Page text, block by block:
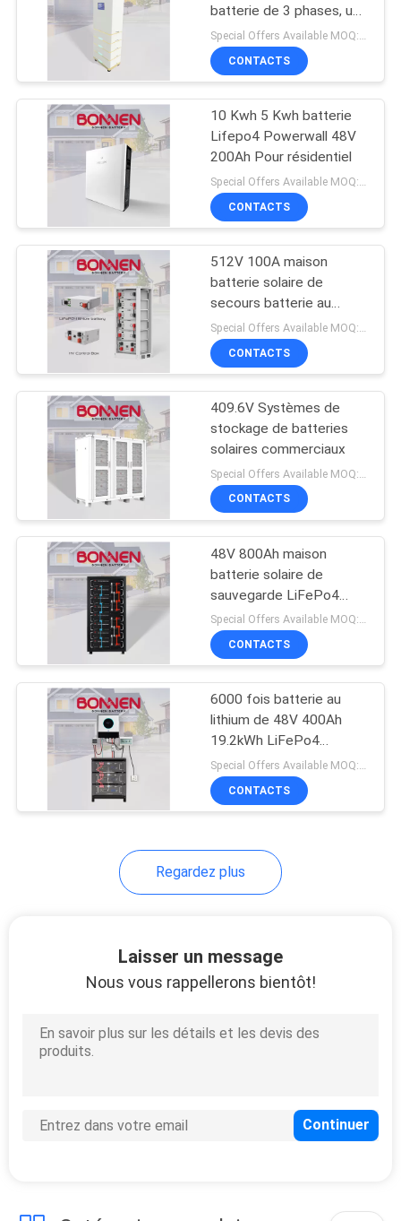
POLITIQUE
CONFIDENTIALITÉ
batterie au lithium
72V
8
batterie au lithium
de chariot de golf
Réservation de la
batterie solaire
20
Batterie au lithium
pour scooter de
mobilité
Batterie au lithium
de lithium
batterie de 3 phases, une
batterie de 15 Kwh à 35
Kwh pour le stockage
d'énergie résidentielle
Special Offers Available MOQ:2 unités
CONTACTS
10 Kwh 5 Kwh batterie
Lifepo4 Powerwall 48V
200Ah Pour résidentiel
CONTACTS
512V 100A maison
batterie solaire de
secours batterie au
lithium haute tension
pour l'alimentation de
secours
CONTACTS
409.6V Systèmes de
stockage de batteries
solaires commerciaux
CONTACTS
48V 800Ah maison
batterie solaire de
sauvegarde LiFePo4
stockage de batterie
pour les centres de
données, les hôpitaux
Special Offers Available MOQ:2 unités
CONTACTS
6000 fois batterie au
lithium de 48V 400Ah
19.2kWh LiFePo4
batterie de rack pour le
stockage d'énergie à
domicile
Special Offers Available MOQ:2 unités
CONTACTS
Regardez plus
Laisser un message
Nous vous rappellerons bientôt!